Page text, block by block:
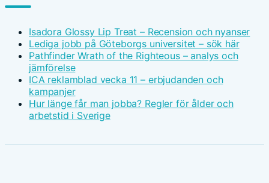
Isadora Glossy Lip Treat – Recension och nyanser
Lediga jobb på Göteborgs universitet – sök här
Pathfinder Wrath of the Righteous – analys och
jämförelse
ICA reklamblad vecka 11 – erbjudanden och
kampanjer
Hur länge får man jobba? Regler för ålder och
arbetstid i Sverige